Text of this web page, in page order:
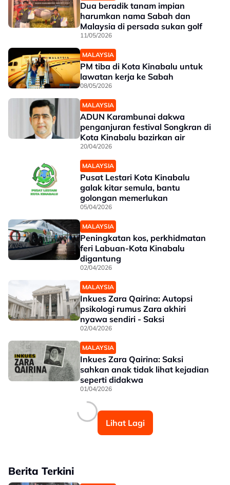
Dua beradik tanam impian
harumkan nama Sabah dan
Malaysia di persada sukan golf
11/05/2026
MALAYSIA
PM tiba di Kota Kinabalu untuk
lawatan kerja ke Sabah
08/05/2026
MALAYSIA
ADUN Karambunai dakwa
penganjuran festival Songkran di
Kota Kinabalu bazirkan air
20/04/2026
MALAYSIA
Pusat Lestari Kota Kinabalu
galak kitar semula, bantu
golongan memerlukan
05/04/2026
MALAYSIA
Peningkatan kos, perkhidmatan
feri Labuan-Kota Kinabalu
digantung
02/04/2026
MALAYSIA
Inkues Zara Qairina: Autopsi
psikologi rumus Zara akhiri
nyawa sendiri - Saksi
02/04/2026
MALAYSIA
Inkues Zara Qairina: Saksi
sahkan anak tidak lihat kejadian
seperti didakwa
01/04/2026
Lihat Lagi
Berita Terkini